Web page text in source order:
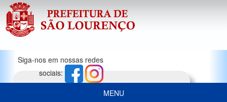
Siga-nos em nossas redes
sociais:
MENU